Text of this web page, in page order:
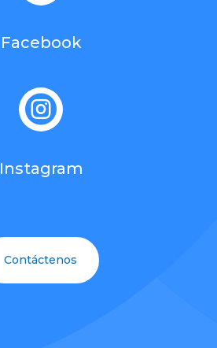
Facebook

Instagram
Contáctenos